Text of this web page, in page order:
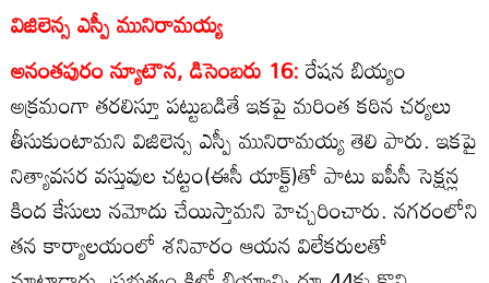
విజిలెన్స ఎస్పీ మునిరామయ్య
అనంతపురం న్యూటౌన, డిసెంబరు 16:రేషన బియ్యం
అక్రమంగా తరలిస్తూ పట్టుబడితే ఇకపై మరింత కఠిన చర్యలు
తీసుకుంటామని విజిలెన్స ఎస్పీ మునిరామయ్య తెలి పారు. ఇకపై
నిత్యావసర వస్తువుల చట్టం(ఈసీ యాక్ట్‌)తో పాటు ఐపీసీ సెక్షన్ల
కింద కేసులు నమోదు చేయిస్తామని హెచ్చరించారు. నగరంలోని
తన కార్యాలయంలో శనివారం ఆయన విలేకరులతో